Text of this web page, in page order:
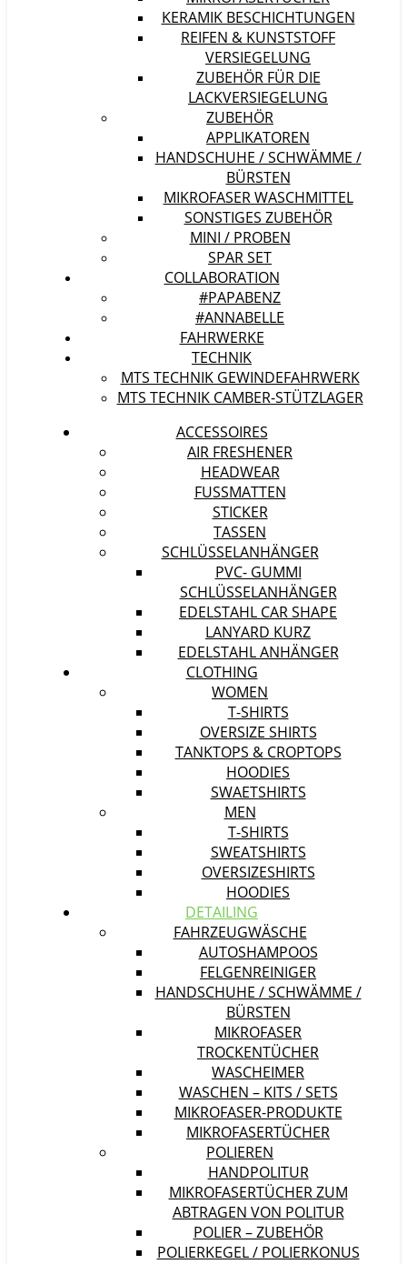
KERAMIK BESCHICHTUNGEN
REIFEN & KUNSTSTOFF
VERSIEGELUNG
ZUBEHÖR FÜR DIE
LACKVERSIEGELUNG
ZUBEHÖR
APPLIKATOREN
HANDSCHUHE / SCHWÄMME /
BÜRSTEN
MIKROFASER WASCHMITTEL
SONSTIGES ZUBEHÖR
MINI / PROBEN
SPAR SET
COLLABORATION
#PAPABENZ
#ANNABELLE
FAHRWERKE
TECHNIK
MTS TECHNIK GEWINDEFAHRWERK
MTS TECHNIK CAMBER-STÜTZLAGER
ACCESSOIRES
AIR FRESHENER
HEADWEAR
FUSSMATTEN
STICKER
TASSEN
SCHLÜSSELANHÄNGER
PVC- GUMMI
SCHLÜSSELANHÄNGER
EDELSTAHL CAR SHAPE
LANYARD KURZ
EDELSTAHL ANHÄNGER
CLOTHING
WOMEN
T-SHIRTS
OVERSIZE SHIRTS
TANKTOPS & CROPTOPS
HOODIES
SWAETSHIRTS
MEN
T-SHIRTS
SWEATSHIRTS
OVERSIZESHIRTS
HOODIES
DETAILING
FAHRZEUGWÄSCHE
AUTOSHAMPOOS
FELGENREINIGER
HANDSCHUHE / SCHWÄMME /
BÜRSTEN
MIKROFASER
TROCKENTÜCHER
WASCHEIMER
WASCHEN – KITS / SETS
MIKROFASER-PRODUKTE
MIKROFASERTÜCHER
POLIEREN
HANDPOLITUR
MIKROFASERTÜCHER ZUM
ABTRAGEN VON POLITUR
POLIER – ZUBEHÖR
POLIERKEGEL / POLIERKONUS